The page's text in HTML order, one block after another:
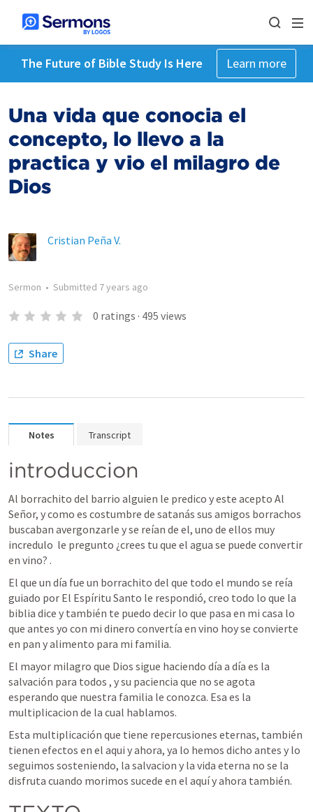
The Future of Bible Study Is Here Learn more
Una vida que conocia el
concepto, lo llevo a la
practica y vio el milagro de
Dios
Cristian Peña V.
Sermon • Submitted 7 years ago
0 ratings · 495 views
Share
Notes Transcript
introduccion
Al borrachito del barrio alguien le predico y este acepto Al
Señor, y como es costumbre de satanás sus amigos borrachos
buscaban avergonzarle y se reían de el, uno de ellos muy
incredulo  le pregunto ¿crees tu que el agua se puede convertir
en vino? .
El que un día fue un borrachito del que todo el mundo se reía
guiado por El Espíritu Santo le respondió, creo todo lo que la
biblia dice y también te puedo decir lo que pasa en mi casa lo
que antes yo con mi dinero convertía en vino hoy se convierte
en pan y alimento para mi familia.
El mayor milagro que Dios sigue haciendo día a día es la
salvación para todos , y su paciencia que no se agota
esperando que nuestra familia le conozca. Esa es la
multiplicacion de la cual hablamos.
Esta multiplicación que tiene repercusiones eternas, también
tienen efectos en el aqui y ahora, ya lo hemos dicho antes y lo
seguimos sosteniendo, la salvacion y la vida eterna no se la
disfruta cuando morimos sucede en el aquí y ahora también.